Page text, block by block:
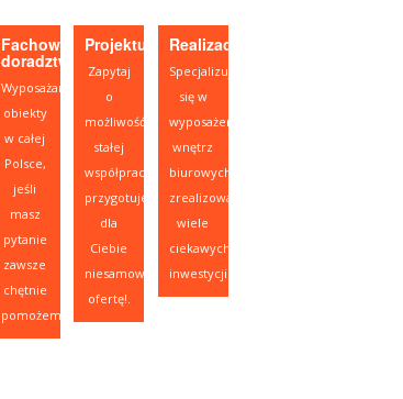
Fachowe
doradztwo
Wyposażamy
obiekty
w całej
Polsce,
jeśli
masz
pytanie
zawsze
chętnie
pomożemy.
Projektujesz?
Zapytaj
o
możliwość
stałej
współpracy,
przygotujemy
dla
Ciebie
niesamowitą
ofertę!.
Realizacje
Specjalizujemy
się w
wyposażeniu
wnętrz
biurowych,
zrealizowaliśmy
wiele
ciekawych
inwestycji.